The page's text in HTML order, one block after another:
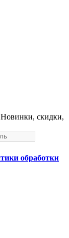
Новинки, скидки,
обработки